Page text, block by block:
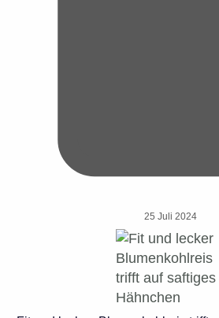
25 Juli 2024